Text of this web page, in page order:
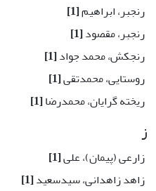
رنجبر، ابراهیم[1]
رنجبر، مقصود[1]
رنجکش، محمد جواد[1]
روستایی، محمدتقی[1]
ریخته گرایان، محمدرضا[1]
ز
زارعی (پیمان)، علی[1]
زاهد زاهدانی، سیدسعید[1]